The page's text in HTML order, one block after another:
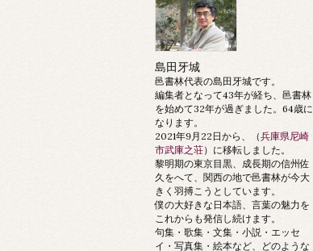
島田牙城
邑書林代表の島田牙城です。
編集者となって43年が経ち、邑書林
を始めて32年が過ぎました。64歳に
なります。
2021年9月22日から、（兵庫県尼崎
市武庫之荘）に移転しました。
黎明期の東京目黒、成長期の信州佐
久をへて、関西の地で邑書林が今大
きく羽搏こうとしています。
僕の大好きな日本語、言葉の魅力を
これからも発信し続けます。
句集・歌集・文集・小説・エッセ
イ・写真集・絵本など、どのような